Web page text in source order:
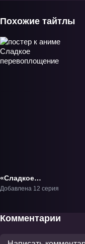
Похожие тайтлы
«Сладкое
перевоплощение»
Добавлена 12 серия
Комментарии